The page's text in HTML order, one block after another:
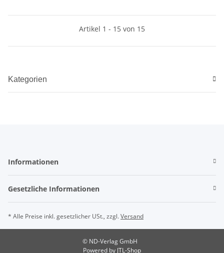
Artikel 1 - 15 von 15
Kategorien
Informationen
Gesetzliche Informationen
* Alle Preise inkl. gesetzlicher USt., zzgl.Versand
© ND-Verlag GmbH
Powered by JTL-Shop